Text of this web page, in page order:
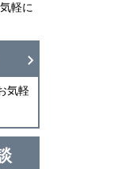
軽に
気軽